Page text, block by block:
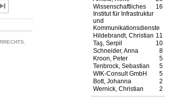
16
Wissenschaftliches
Institut für Infrastruktur
und
Kommunikationsdienste
11
Hildebrandt, Christian
10
Taş, Serpil
8
Schneider, Anna
5
Kroon, Peter
5
Tenbrock, Sebastian
5
WIK-Consult GmbH
2
Bott, Johanna
2
Wernick, Christian